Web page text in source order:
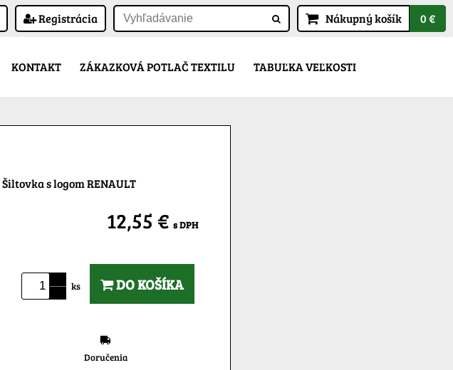
Registrácia Nákupný košík 0 €
KONTAKT ZÁKAZKOVÁ POTLAČ TEXTILU TABUĽKA VEĽKOSTI
Šiltovka s logom RENAULT
12,55 € s DPH
ks DO KOŠÍKA
Doručenia